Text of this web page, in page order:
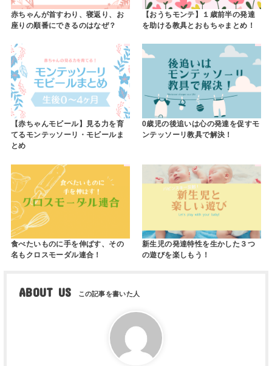
赤ちゃんが首すわり、寝返り、お
座りの順番にできるのはなぜ？
【おうちモンテ】１歳前半の発達
を助ける教具とおもちゃまとめ！
【赤ちゃんモビール】見る力を育
てるモンテッソーリ・モビールま
とめ
0歳児の後追いは心の発達を促すモ
ンテッソーリ教具で解決！
食べたいものに手を伸ばす、その
名もクロスモーダル連合！
新生児の発達特性を生かした３つ
の遊びを楽しもう！
ABOUT US